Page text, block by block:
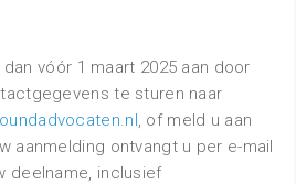
vóór 1 maart 2025 aan door
te sturen naar
, of meld u aan
aanmelding ontvangt u per e-mail
deelname, inclusief